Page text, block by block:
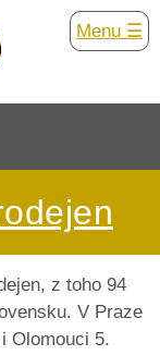
Menu ☰
z toho 94
V Praze
Olomouci 5.